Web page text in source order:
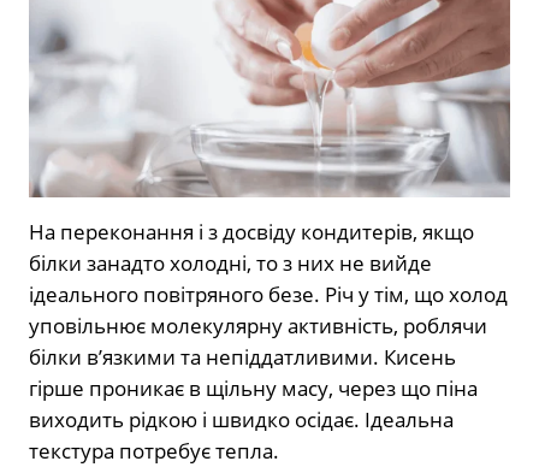
На переконання і з досвіду кондитерів, якщо
білки занадто холодні, то з них не вийде
ідеального повітряного безе. Річ у тім, що холод
уповільнює молекулярну активність, роблячи
білки в’язкими та непіддатливими. Кисень
гірше проникає в щільну масу, через що піна
виходить рідкою і швидко осідає. Ідеальна
текстура потребує тепла.